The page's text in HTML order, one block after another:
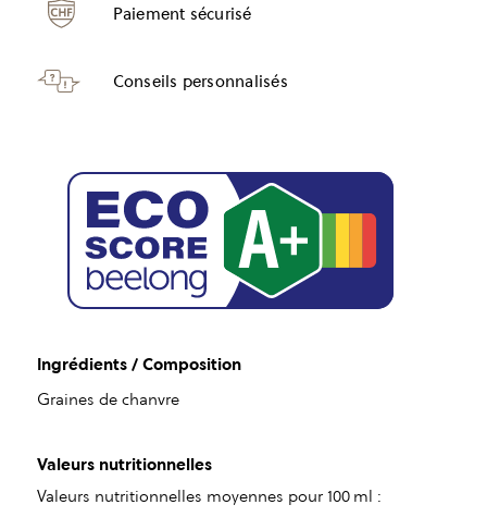
Paiement sécurisé
Conseils personnalisés
Ingrédients / Composition
Graines de chanvre
Valeurs nutritionnelles
Valeurs nutritionnelles moyennes pour 100 ml :